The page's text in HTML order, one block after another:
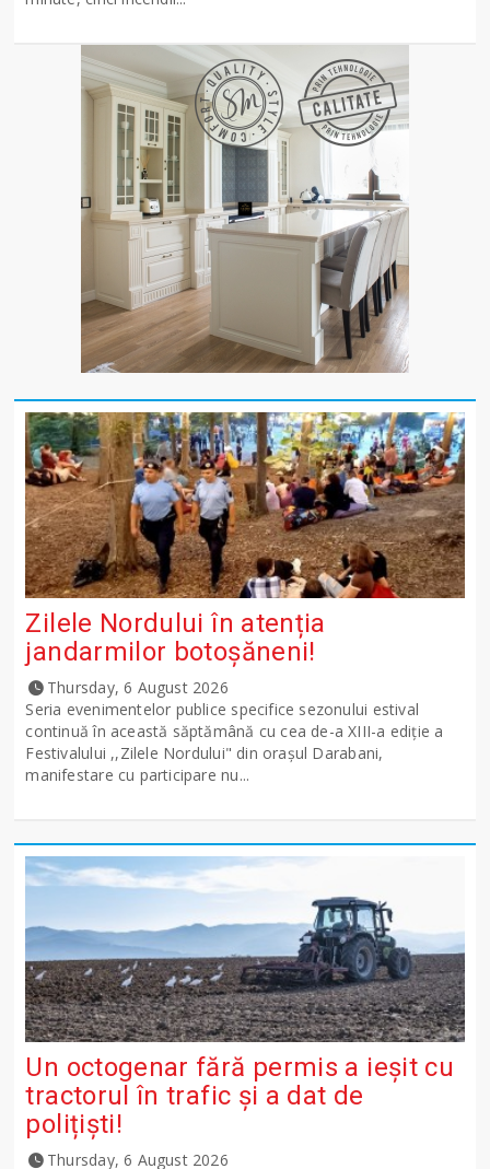
Zilele Nordului în atenția
jandarmilor botoșăneni!
Thursday, 6 August 2026
Seria evenimentelor publice specifice sezonului estival
continuă în această săptămână cu cea de-a XIII-a ediție a
Festivalului ,,Zilele Nordului" din orașul Darabani,
manifestare cu participare nu...
Un octogenar fără permis a ieșit cu
tractorul în trafic și a dat de
polițiști!
Thursday, 6 August 2026